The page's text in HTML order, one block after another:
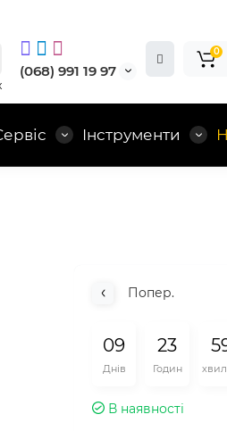
(068) 991 19 97
0
Інструменти
Попер.
09
Днів
23
Годин
5
В наявності